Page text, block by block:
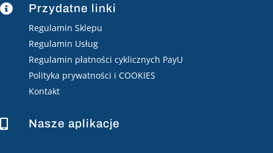
 Przydatne linki
Regulamin Sklepu
Regulamin Usług
Regulamin płatności cyklicznych PayU
Polityka prywatności i COOKIES
Kontakt
 Nasze aplikacje